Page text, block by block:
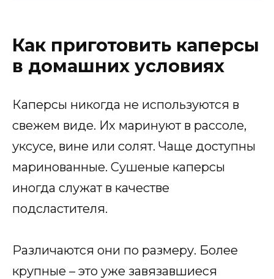
Как приготовить каперсы
в домашних условиях
Каперсы никогда не используются в
свежем виде. Их маринуют в рассоле,
уксусе, вине или солят. Чаще доступны
маринованные. Сушеные каперсы
иногда служат в качестве
подсластителя.
Различаются они по размеру. Более
крупные – это уже завязавшиеся